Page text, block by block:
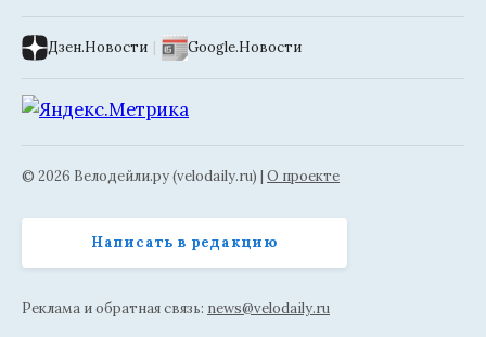
Дзен.Новости | Google.Новости
© 2026 Велодейли.ру (velodaily.ru) | О проекте
Написать в редакцию
Реклама и обратная связь: news@velodaily.ru